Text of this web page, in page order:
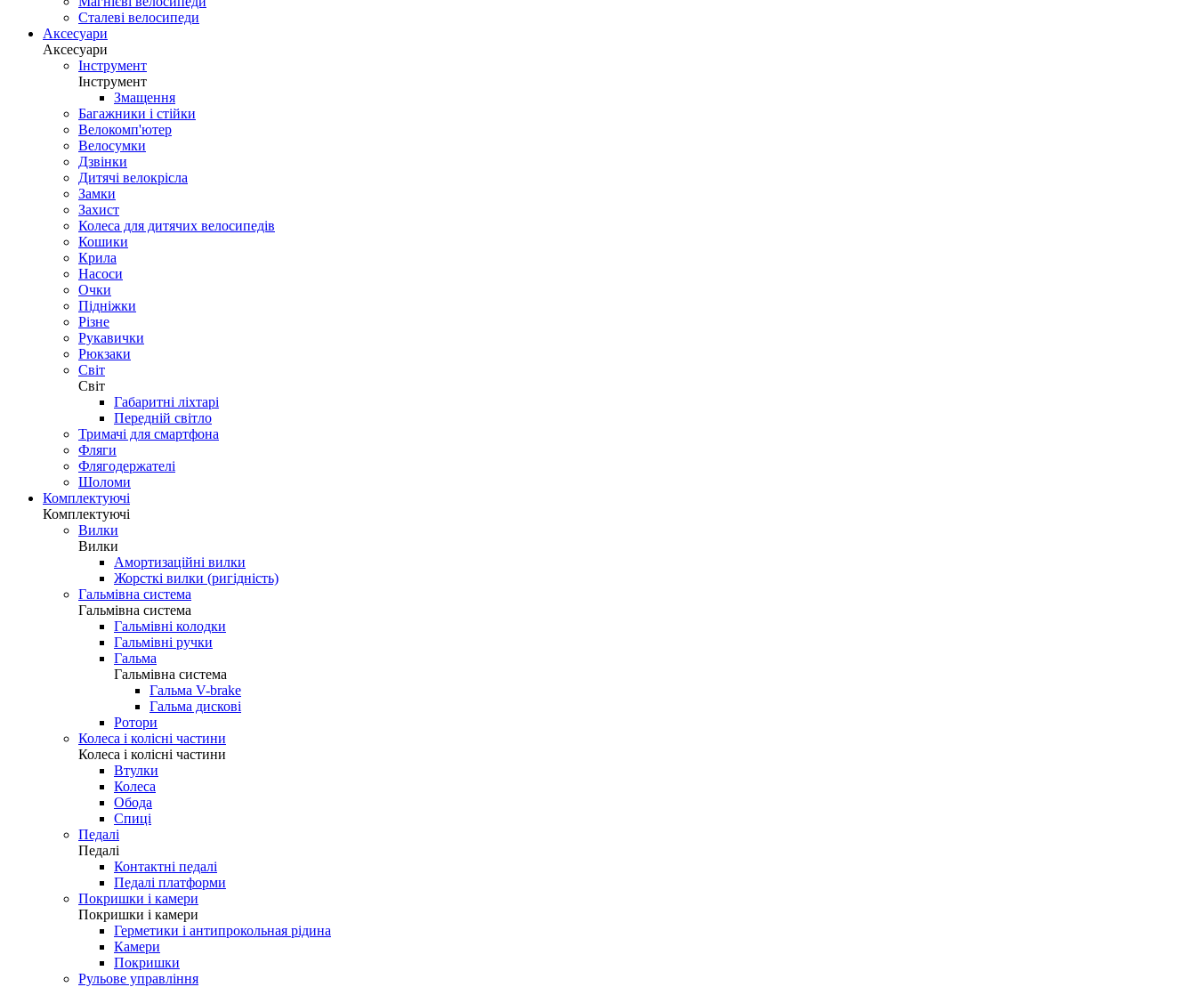
Велосипеди
Велосипеди
Чоловічі велосипеди
Жіночі велосипеди
Підліткові велосипеди
Дитячі велосипеди
Найнери (29 дюймів)
Алюмінієві велосипеди
Магнієві велосипеди
Сталеві велосипеди
Аксесуари
Аксесуари
Інструмент
Інструмент
Змащення
Багажники і стійки
Велокомп'ютер
Велосумки
Дзвінки
Дитячі велокрісла
Замки
Захист
Колеса для дитячих велосипедів
Кошики
Крила
Насоси
Очки
Підніжки
Різне
Рукавички
Рюкзаки
Світ
Світ
Габаритні ліхтарі
Передній світло
Тримачі для смартфона
Фляги
Флягодержателі
Шоломи
Комплектуючі
Комплектуючі
Вилки
Вилки
Амортизаційні вилки
Жорсткі вилки (ригідність)
Гальмівна система
Гальмівна система
Гальмівні колодки
Гальмівні ручки
Гальма
Гальмівна система
Гальма V-brake
Ротори
Колеса і колісні частини
Колеса і колісні частини
Втулки
Колеса
Обода
Спиці
Педалі